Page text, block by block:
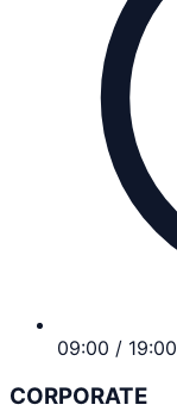
09:00 / 19:00
CORPORATE